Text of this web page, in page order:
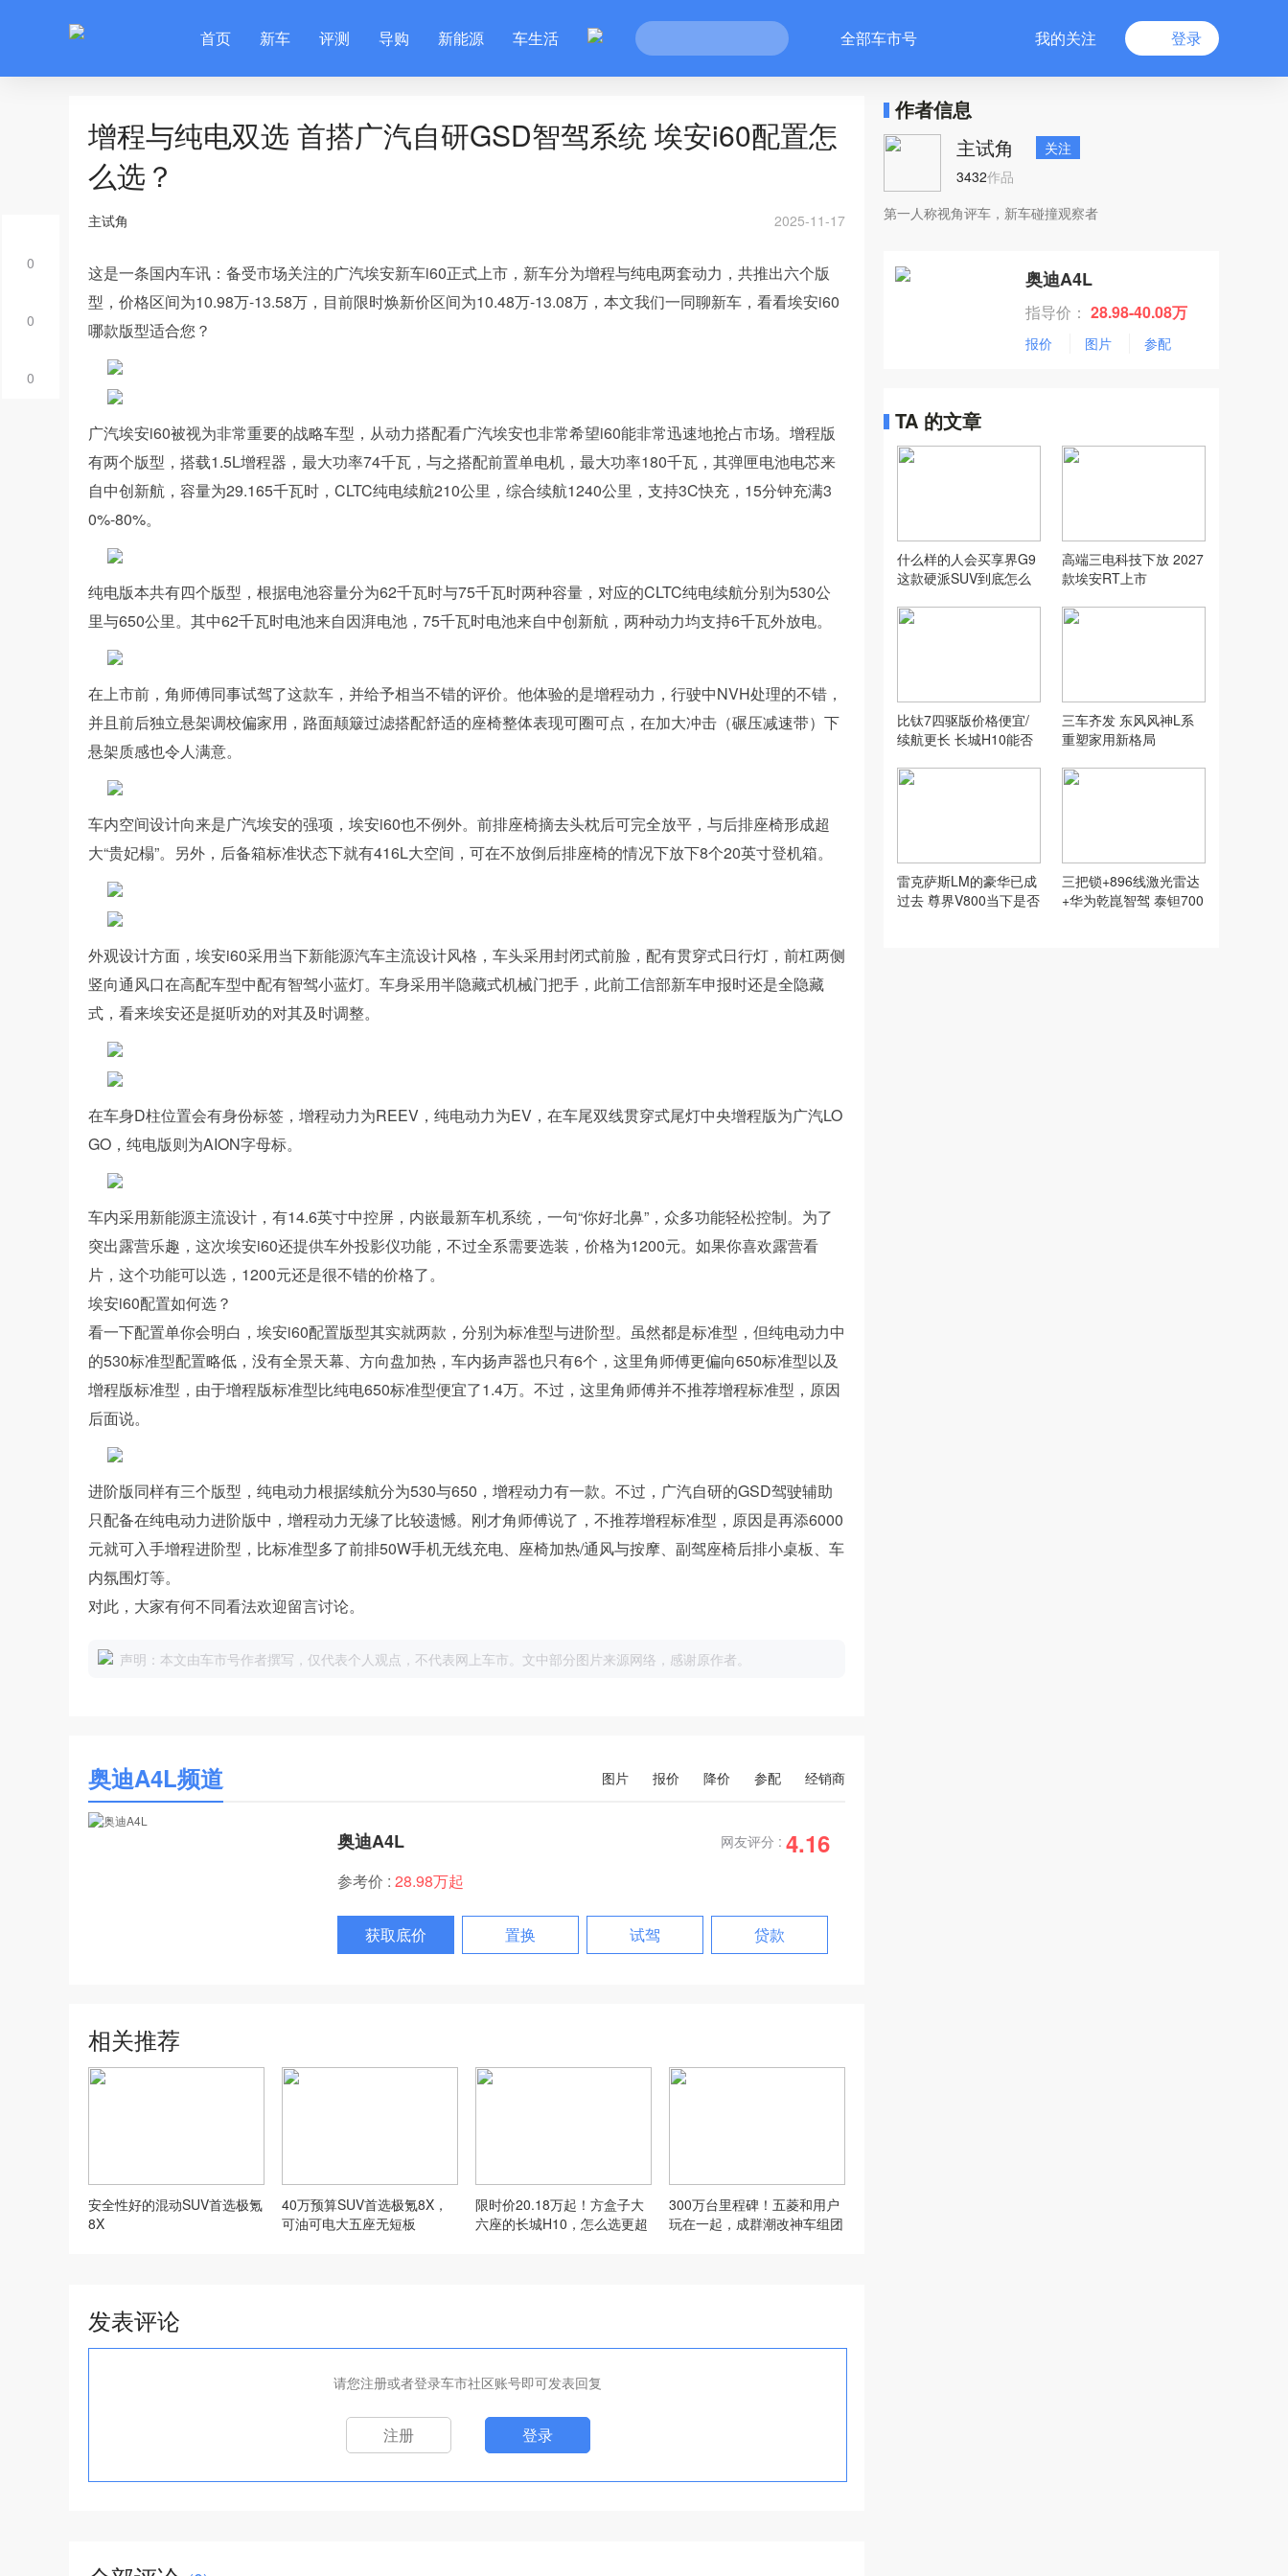
首页 新车 评测 导购 新能源 车生活 全部车市号 我的关注 登录
0
0
0
增程与纯电双选 首搭广汽自研GSD智驾系统 埃安i60配置怎
么选？
主试角 2025-11-17
这是一条国内车讯：备受市场关注的广汽埃安新车i60正式上市，新车分为增程与纯电两套动力，共推出六个版
型，价格区间为10.98万-13.58万，目前限时焕新价区间为10.48万-13.08万，本文我们一同聊新车，看看埃安i60
哪款版型适合您？
广汽埃安i60被视为非常重要的战略车型，从动力搭配看广汽埃安也非常希望i60能非常迅速地抢占市场。增程版
有两个版型，搭载1.5L增程器，最大功率74千瓦，与之搭配前置单电机，最大功率180千瓦，其弹匣电池电芯来
自中创新航，容量为29.165千瓦时，CLTC纯电续航210公里，综合续航1240公里，支持3C快充，15分钟充满3
0%-80%。
纯电版本共有四个版型，根据电池容量分为62千瓦时与75千瓦时两种容量，对应的CLTC纯电续航分别为530公
里与650公里。其中62千瓦时电池来自因湃电池，75千瓦时电池来自中创新航，两种动力均支持6千瓦外放电。
在上市前，角师傅同事试驾了这款车，并给予相当不错的评价。他体验的是增程动力，行驶中NVH处理的不错，
并且前后独立悬架调校偏家用，路面颠簸过滤搭配舒适的座椅整体表现可圈可点，在加大冲击（碾压减速带）下
悬架质感也令人满意。
车内空间设计向来是广汽埃安的强项，埃安i60也不例外。前排座椅摘去头枕后可完全放平，与后排座椅形成超
大“贵妃榻”。另外，后备箱标准状态下就有416L大空间，可在不放倒后排座椅的情况下放下8个20英寸登机箱。
外观设计方面，埃安i60采用当下新能源汽车主流设计风格，车头采用封闭式前脸，配有贯穿式日行灯，前杠两侧
竖向通风口在高配车型中配有智驾小蓝灯。车身采用半隐藏式机械门把手，此前工信部新车申报时还是全隐藏
式，看来埃安还是挺听劝的对其及时调整。
在车身D柱位置会有身份标签，增程动力为REEV，纯电动力为EV，在车尾双线贯穿式尾灯中央增程版为广汽LO
GO，纯电版则为AION字母标。
车内采用新能源主流设计，有14.6英寸中控屏，内嵌最新车机系统，一句“你好北鼻”，众多功能轻松控制。为了
突出露营乐趣，这次埃安i60还提供车外投影仪功能，不过全系需要选装，价格为1200元。如果你喜欢露营看
片，这个功能可以选，1200元还是很不错的价格了。
埃安i60配置如何选？
看一下配置单你会明白，埃安i60配置版型其实就两款，分别为标准型与进阶型。虽然都是标准型，但纯电动力中
的530标准型配置略低，没有全景天幕、方向盘加热，车内扬声器也只有6个，这里角师傅更偏向650标准型以及
增程版标准型，由于增程版标准型比纯电650标准型便宜了1.4万。不过，这里角师傅并不推荐增程标准型，原因
后面说。
进阶版同样有三个版型，纯电动力根据续航分为530与650，增程动力有一款。不过，广汽自研的GSD驾驶辅助
只配备在纯电动力进阶版中，增程动力无缘了比较遗憾。刚才角师傅说了，不推荐增程标准型，原因是再添6000
元就可入手增程进阶型，比标准型多了前排50W手机无线充电、座椅加热/通风与按摩、副驾座椅后排小桌板、车
内氛围灯等。
对此，大家有何不同看法欢迎留言讨论。
声明：本文由车市号作者撰写，仅代表个人观点，不代表网上车市。文中部分图片来源网络，感谢原作者。
奥迪A4L频道 经销商
参配
降价
报价
图片
奥迪A4L 网友评分 : 4.16
参考价 : 28.98万起
获取底价 置换 试驾 贷款
相关推荐
安全性好的混动SUV首选极氪
8X
40万预算SUV首选极氪8X，
可油可电大五座无短板
限时价20.18万起！方盒子大
六座的长城H10，怎么选更超
300万台里程碑！五菱和用户
玩在一起，成群潮改神车组团
发表评论
请您注册或者登录车市社区账号即可发表回复
注册 登录
作者信息
主试角
关注
3432作品
第一人称视角评车，新车碰撞观察者
奥迪A4L
指导价： 28.98-40.08万
报价 图片 参配
TA 的文章
什么样的人会买享界G9
这款硬派SUV到底怎么
高端三电科技下放 2027
款埃安RT上市
比钛7四驱版价格便宜/
续航更长 长城H10能否
三车齐发 东风风神L系
重塑家用新格局
雷克萨斯LM的豪华已成
过去 尊界V800当下是否
三把锁+896线激光雷达
+华为乾崑智驾 泰钽700